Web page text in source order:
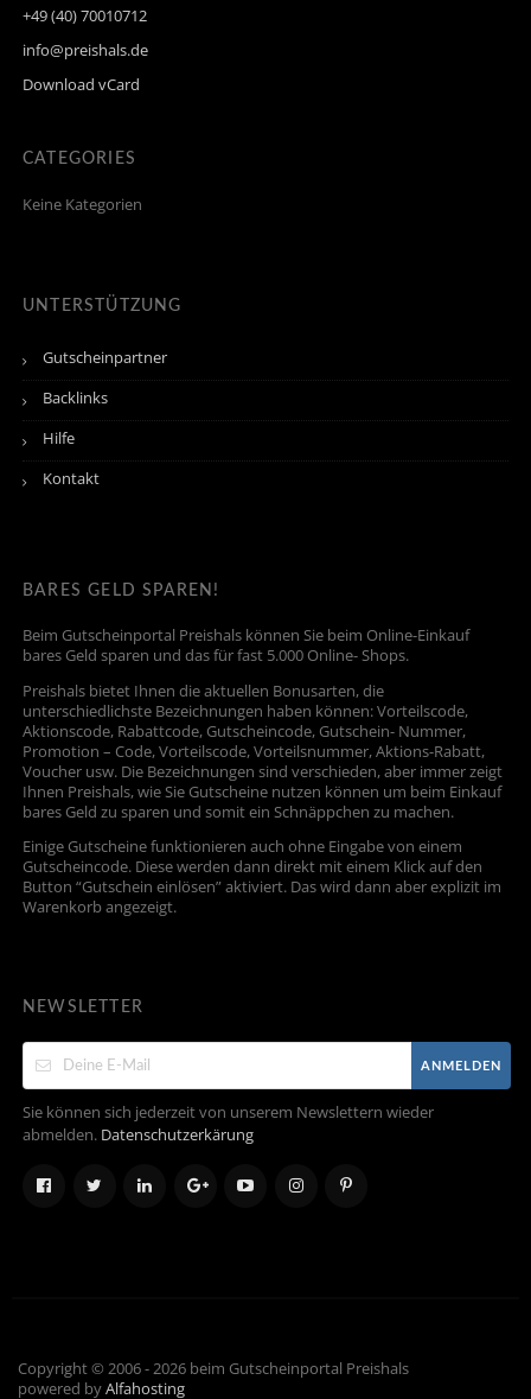
+49 (40) 70010712
info@preishals.de
Download vCard
CATEGORIES
Keine Kategorien
UNTERSTÜTZUNG
Gutscheinpartner
Backlinks
Hilfe
Kontakt
BARES GELD SPAREN!
Beim Gutscheinportal Preishals können Sie beim Online-Einkauf
bares Geld sparen und das für fast 5.000 Online- Shops.
Preishals bietet Ihnen die aktuellen Bonusarten, die
unterschiedlichste Bezeichnungen haben können: Vorteilscode,
Aktionscode, Rabattcode, Gutscheincode, Gutschein- Nummer,
Promotion – Code, Vorteilscode, Vorteilsnummer, Aktions-Rabatt,
Voucher usw. Die Bezeichnungen sind verschieden, aber immer zeigt
Ihnen Preishals, wie Sie Gutscheine nutzen können um beim Einkauf
bares Geld zu sparen und somit ein Schnäppchen zu machen.
Einige Gutscheine funktionieren auch ohne Eingabe von einem
Gutscheincode. Diese werden dann direkt mit einem Klick auf den
Button “Gutschein einlösen” aktiviert. Das wird dann aber explizit im
Warenkorb angezeigt.
NEWSLETTER
ANMELDEN
Sie können sich jederzeit von unserem Newslettern wieder
abmelden. Datenschutzerkärung
Copyright © 2006 - 2026 beim Gutscheinportal Preishals
powered byAlfahosting